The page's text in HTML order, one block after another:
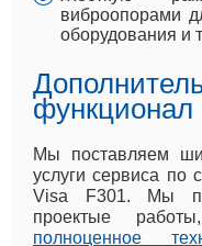
виброопорами
оборудования и
функционал
Мы поставляем
услуги сервиса по
Visa F301. Мы
проектые
полноценное